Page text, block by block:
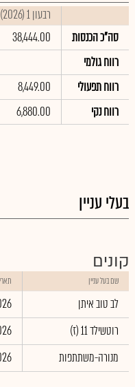
רבעון 1 (2026)
סה"כ הכנסות
38,444.00
רווח גולמי
רווח תפעולי
8,449.00
רווח נקי
6,880.00
בעלי עניין
קונים
שם בעל עניין
לב טוב איתן
(רוטשילד 11 (ז
מנורה-משתתפות